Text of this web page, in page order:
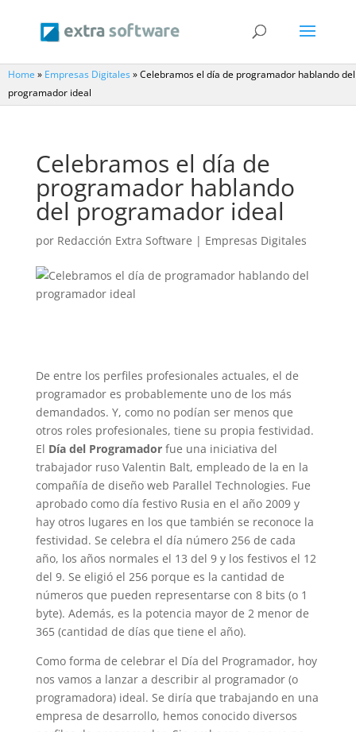
Home » Empresas Digitales»Celebramos el día de programador hablando del
programador ideal
Celebramos el día de
programador hablando
del programador ideal
por Redacción Extra Software | Empresas Digitales
De entre los perfiles profesionales actuales, el de
programador es probablemente uno de los más
demandados. Y, como no podían ser menos que
otros roles profesionales, tiene su propia festividad.
El Día del Programadorfue una iniciativa del
trabajador ruso Valentin Balt, empleado de la en la
compañía de diseño web Parallel Technologies. Fue
aprobado como día festivo Rusia en el año 2009 y
hay otros lugares en los que también se reconoce la
festividad. Se celebra el día número 256 de cada
año, los años normales el 13 del 9 y los festivos el 12
del 9. Se eligió el 256 porque es la cantidad de
números que pueden representarse con 8 bits (o 1
byte). Además, es la potencia mayor de 2 menor de
365 (cantidad de días que tiene el año).
Como forma de celebrar el Día del Programador, hoy
nos vamos a lanzar a describir al programador (o
programadora) ideal. Se diría que trabajando en una
empresa de desarrollo, hemos conocido diversos